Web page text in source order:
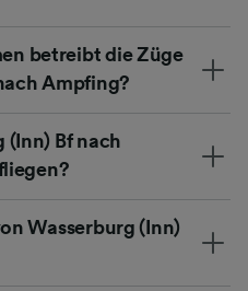
betreibt die Züge
Ampfing?
(Inn) Bf nach
Wasserburg (Inn)